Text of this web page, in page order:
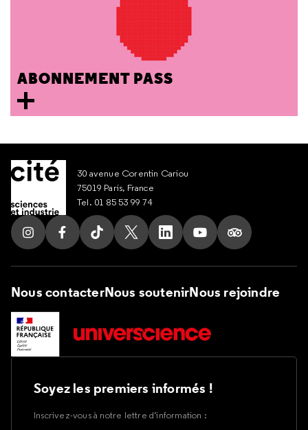
ABONNEMENT PASS
30 avenue Corentin Cariou
75019 Paris, France
Tel. 01 85 53 99 74
Suivez nous sur Instagram
Suivez nous sur Facebook
Suivez nous sur Tik Tok
Suivez nous sur X
Suivez nous sur LinkedIn
Suivez nous sur
Suivez nous
Nous contacterNous soutenirNous rejoindre
Soyez les premiers informés !
Inscrivez-vous à notre lettre d’information :